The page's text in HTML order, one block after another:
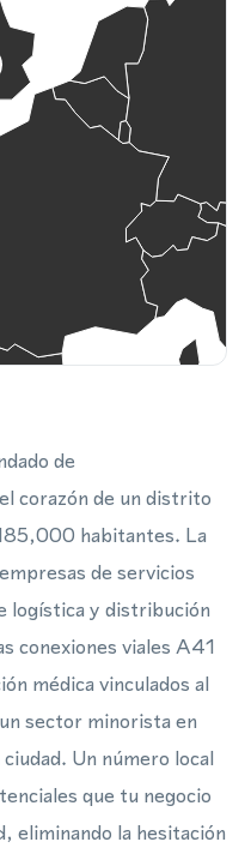
de
corazón de un distrito
habitantes. La
de servicios
logística y distribución
conexiones viales A41
médica vinculados al
sector minorista en
Un número local
que tu negocio
eliminando la hesitación